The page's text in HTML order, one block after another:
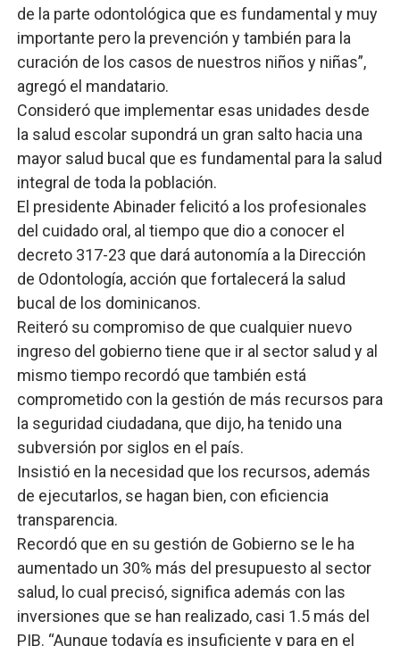
de la parte odontológica que es fundamental y muy
importante pero la prevención y también para la
curación de los casos de nuestros niños y niñas”,
agregó el mandatario.
Consideró que implementar esas unidades desde
la salud escolar supondrá un gran salto hacia una
mayor salud bucal que es fundamental para la salud
integral de toda la población.
El presidente Abinader felicitó a los profesionales
del cuidado oral, al tiempo que dio a conocer el
decreto 317-23 que dará autonomía a la Dirección
de Odontología, acción que fortalecerá la salud
bucal de los dominicanos.
Reiteró su compromiso de que cualquier nuevo
ingreso del gobierno tiene que ir al sector salud y al
mismo tiempo recordó que también está
comprometido con la gestión de más recursos para
la seguridad ciudadana, que dijo, ha tenido una
subversión por siglos en el país.
Insistió en la necesidad que los recursos, además
de ejecutarlos, se hagan bien, con eficiencia
transparencia.
Recordó que en su gestión de Gobierno se le ha
aumentado un 30% más del presupuesto al sector
salud, lo cual precisó, significa además con las
inversiones que se han realizado, casi 1.5 más del
PIB. “Aunque todavía es insuficiente y para en el